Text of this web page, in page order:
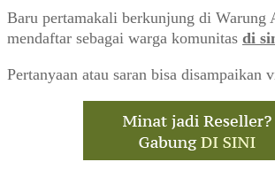
Baru pertamakali berkunjung di Warung
mendaftar sebagai warga komunitas di
Pertanyaan atau saran bisa disampaikan